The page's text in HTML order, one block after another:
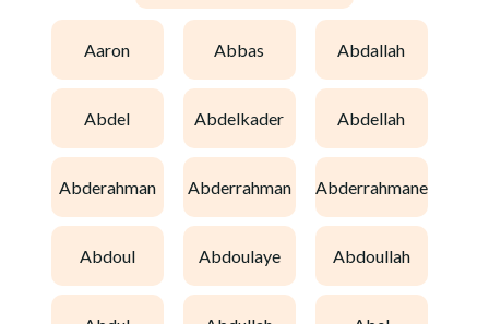
aaron abbas abdallah
abdel abdelkader abdellah
abderahman abderrahman abderrahmane
abdoul abdoulaye abdoullah